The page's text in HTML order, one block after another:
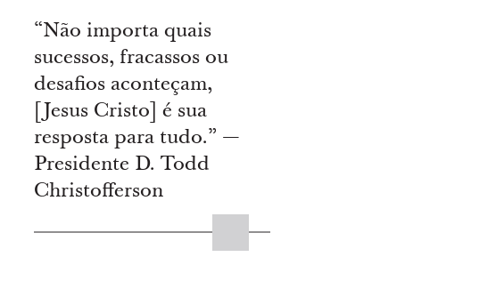
“Não importa quais
sucessos, fracassos ou
desafios aconteçam,
[Jesus Cristo] é sua
resposta para tudo.” —
Presidente D. Todd
Christofferson